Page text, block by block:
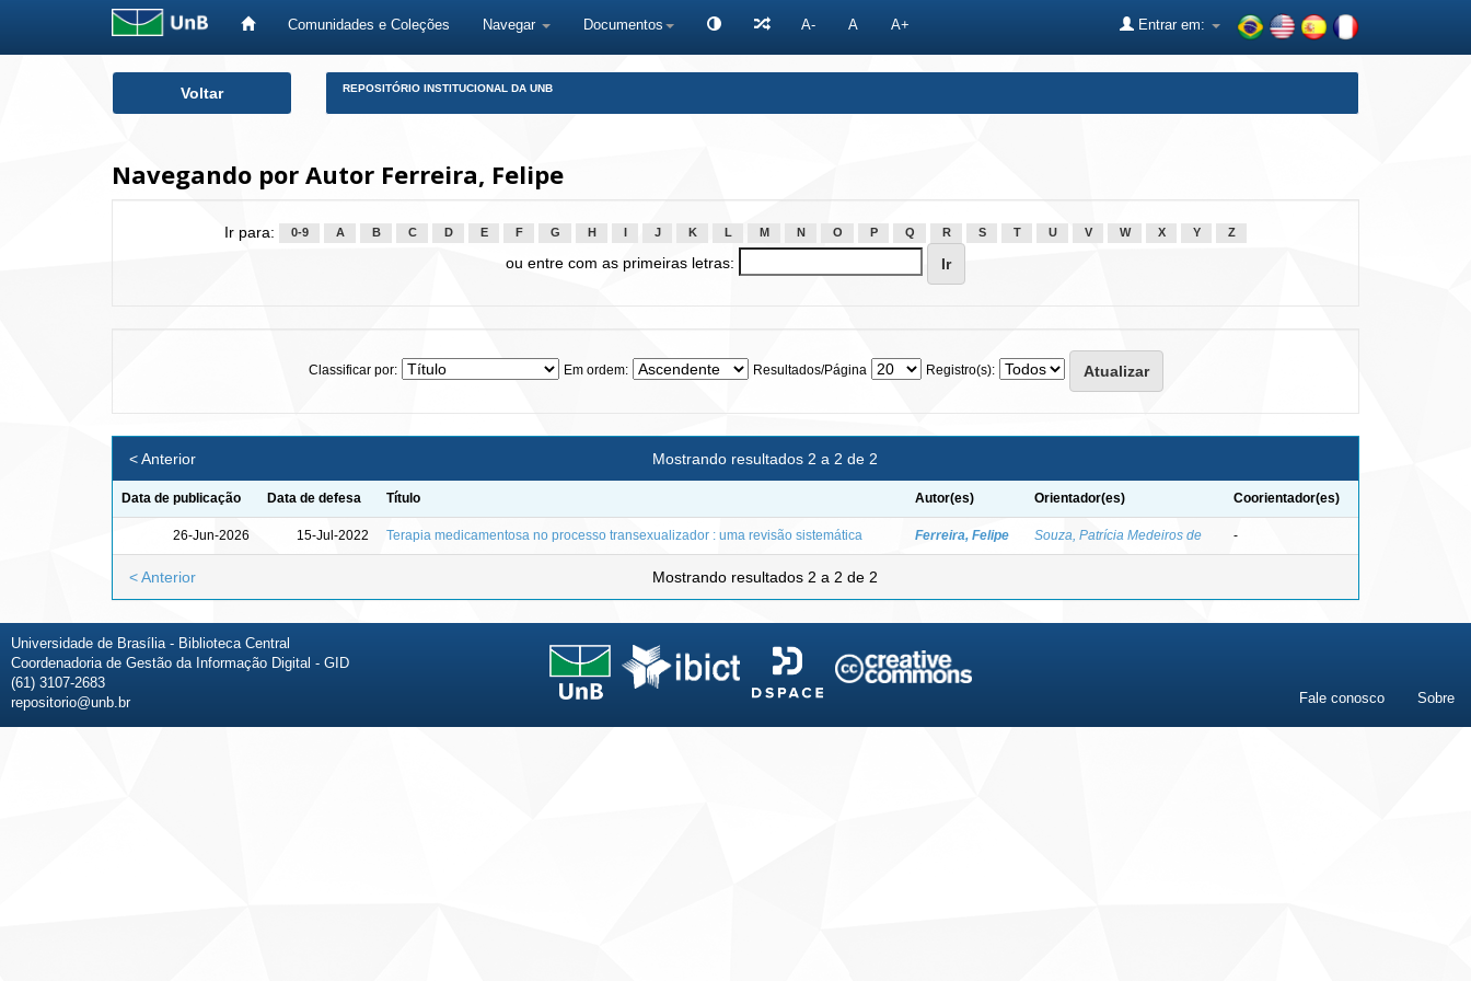
Comunidades e Coleções Navegar Documentos A- A A+ Entrar em:
Voltar REPOSITÓRIO INSTITUCIONAL DA UNB
Navegando por Autor Ferreira, Felipe
Ir para: 0-9 A B C D E F G H J K L M N O P Q R S T U V W X Y Z
ou entre com as primeiras letras:
Classificar por: Em ordem: Resultados/Página Registro(s):
Mostrando resultados 2 a 2 de 2
< Anterior
Data de publicação Data de defesa Título Autor(es) Orientador(es) Coorientador(es)
26-Jun-2026 15-Jul-2022 Terapia medicamentosa no processo transexualizador : uma revisão sistemática Ferreira, Felipe Souza, Patrícia Medeiros de -
Mostrando resultados 2 a 2 de 2
< Anterior
Universidade de Brasília - Biblioteca Central
Coordenadoria de Gestão da Informação Digital - GID
(61) 3107-2683
repositorio@unb.br
Fale conosco Sobre